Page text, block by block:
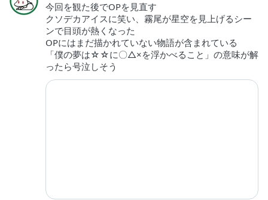
今回を観た後でOPを見直す
クソデカアイスに笑い、霧尾が星空を見上げるシー
ンで目頭が熱くなった
OPにはまだ描かれていない物語が含まれている
「僕の夢は☆☆に〇△×を浮かべること」の意味が解
ったら号泣しそう